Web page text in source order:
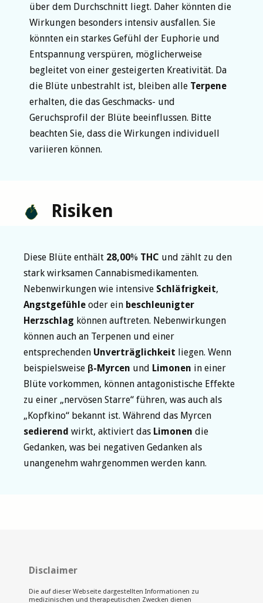
über dem Durchschnitt liegt. Daher könnten die
Wirkungen besonders intensiv ausfallen. Sie
könnten ein starkes Gefühl der Euphorie und
Entspannung verspüren, möglicherweise
begleitet von einer gesteigerten Kreativität. Da
die Blüte unbestrahlt ist, bleiben alle Terpene
erhalten, die das Geschmacks- und
Geruchsprofil der Blüte beeinflussen. Bitte
beachten Sie, dass die Wirkungen individuell
variieren können.
Risiken
Diese Blüte enthält 28,00% THC und zählt zu den
stark wirksamen Cannabismedikamenten.
Nebenwirkungen wie intensive Schläfrigkeit,
Angstgefühle oder ein beschleunigter
Herzschlag können auftreten. Nebenwirkungen
können auch an Terpenen und einer
entsprechenden Unverträglichkeit liegen. Wenn
beispielsweise β-Myrcen und Limonen in einer
Blüte vorkommen, können antagonistische Effekte
zu einer „nervösen Starre“ führen, was auch als
„Kopfkino“ bekannt ist. Während das Myrcen
sedierend wirkt, aktiviert das Limonen die
Gedanken, was bei negativen Gedanken als
unangenehm wahrgenommen werden kann.
Disclaimer
Die auf dieser Webseite dargestellten Informationen zu
medizinischen und therapeutischen Zwecken dienen